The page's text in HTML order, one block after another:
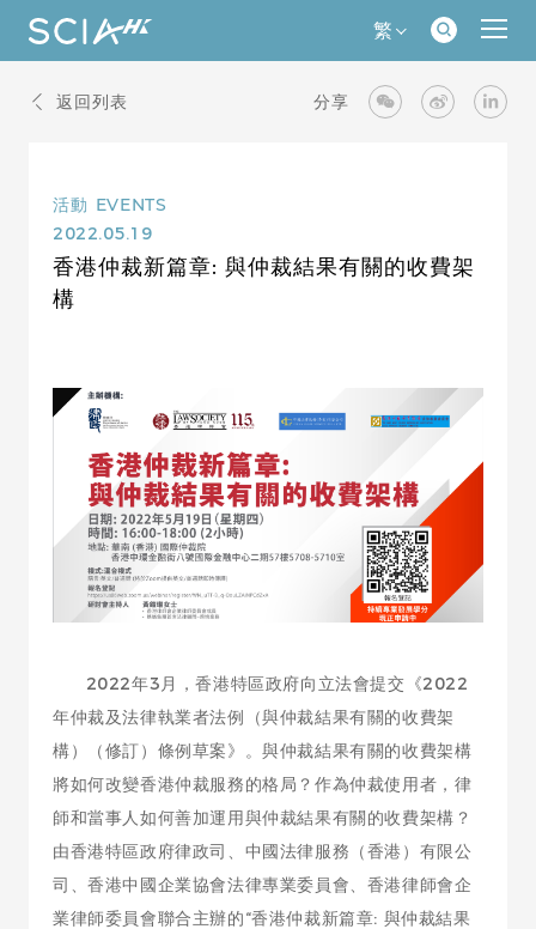
繁
返回列表 分享
活動 EVENTS
2022.05.19
香港仲裁新篇章: 與仲裁結果有關的收費架
構
2022年3月，香港特區政府向立法會提交《2022
年仲裁及法律執業者法例（與仲裁結果有關的收費架
構）（修訂）條例草案》。與仲裁結果有關的收費架構
將如何改變香港仲裁服務的格局？作為仲裁使用者，律
師和當事人如何善加運用與仲裁結果有關的收費架構？
由香港特區政府律政司、中國法律服務（香港）有限公
司、香港中國企業協會法律專業委員會、香港律師會企
業律師委員會聯合主辦的“香港仲裁新篇章: 與仲裁結果